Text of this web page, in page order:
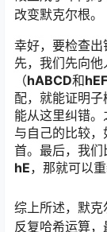
改变默克尔根。
幸好，要检查
先，我们先向
（hABCD和
配，就能证明
能从这里纠错
与自己的比较，
首。最后，我们
hE，那就可以
综上所述，默
反复哈希运算